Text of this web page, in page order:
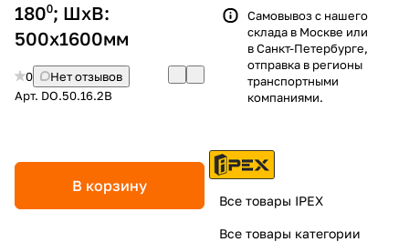
180⁰; ШхВ:
500х1600мм
0
Нет отзывов
Арт. DO.50.16.2B
В корзину
Самовывоз с нашего
склада в Москве или
в Санкт-Петербурге,
отправка в регионы
транспортными
компаниями.
Все товары IPEX
Все товары категории